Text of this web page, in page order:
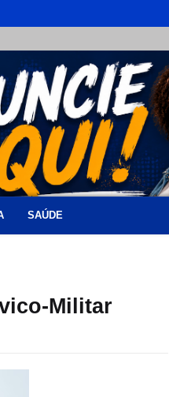
SAÚDE
Militar